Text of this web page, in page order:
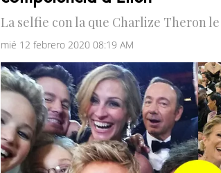
La selfie con la que Charlize Theron
mié 12 febrero 2020 08:19 AM